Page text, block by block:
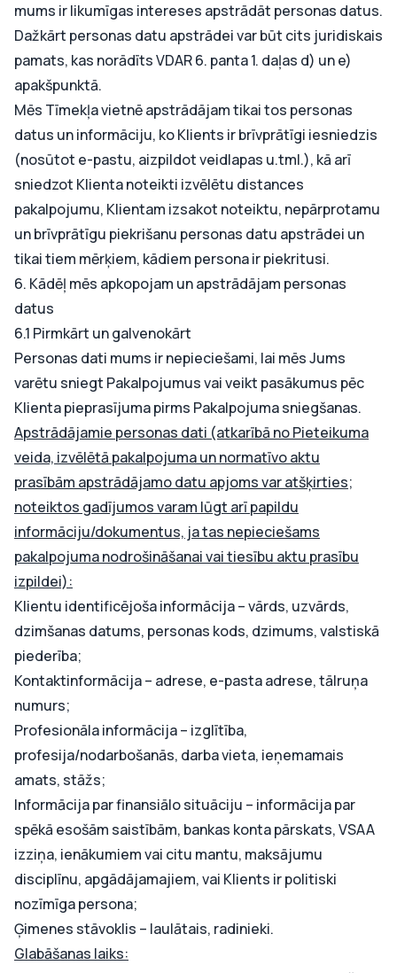
mums ir likumīgas intereses apstrādāt personas datus.
Dažkārt personas datu apstrādei var būt cits juridiskais
pamats, kas norādīts VDAR 6. panta 1. daļas d) un e)
apakšpunktā.
Mēs Tīmekļa vietnē apstrādājam tikai tos personas
datus un informāciju, ko Klients ir brīvprātīgi iesniedzis
(nosūtot e-pastu, aizpildot veidlapas u.tml.), kā arī
sniedzot Klienta noteikti izvēlētu distances
pakalpojumu, Klientam izsakot noteiktu, nepārprotamu
un brīvprātīgu piekrišanu personas datu apstrādei un
tikai tiem mērķiem, kādiem persona ir piekritusi.
6. Kādēļ mēs apkopojam un apstrādājam personas
datus
6.1 Pirmkārt un galvenokārt
Personas dati mums ir nepieciešami, lai mēs Jums
varētu sniegt Pakalpojumus vai veikt pasākumus pēc
Klienta pieprasījuma pirms Pakalpojuma sniegšanas.
Apstrādājamie personas dati (atkarībā no Pieteikuma
veida, izvēlētā pakalpojuma un normatīvo aktu
prasībām apstrādājamo datu apjoms var atšķirties;
noteiktos gadījumos varam lūgt arī papildu
informāciju/dokumentus, ja tas nepieciešams
pakalpojuma nodrošināšanai vai tiesību aktu prasību
izpildei):
Klientu identificējoša informācija – vārds, uzvārds,
dzimšanas datums, personas kods, dzimums, valstiskā
piederība;
Kontaktinformācija – adrese, e-pasta adrese, tālruņa
numurs;
Profesionāla informācija – izglītība,
profesija/nodarbošanās, darba vieta, ieņemamais
amats, stāžs;
Informācija par finansiālo situāciju – informācija par
spēkā esošām saistībām, bankas konta pārskats, VSAA
izziņa, ienākumiem vai citu mantu, maksājumu
disciplīnu, apgādājamajiem, vai Klients ir politiski
nozīmīga persona;
Ģimenes stāvoklis – laulātais, radinieki.
Glabāšanas laiks: